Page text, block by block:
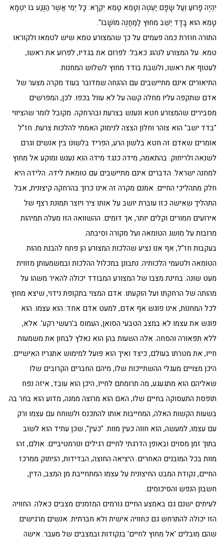
יִהְיֶה פָרוּעַ וְעַל שָׂפָם יַעְטֶה וְטָמֵא טָמֵא יִקְרָא: כָּל יְמֵי אֲשֶׁר הַנֶּגַע בּוֹ יִטְמָא
טָמֵא הוּא בָּדָד יֵשֵׁב מִחוּץ לַמַּחֲנֶה מוֹשָׁבוֹ".
התורה חוזרת כמה פעמים על כך שהמצורע טמא שיש לטמאו ולקוראו
טמא. על המצורע לנהוג כאבל: לפרום את בגדיו, לפרוע את ראשו,
לעטוף את ראשו, ולשבת בודד מחוץ לשלוש המחנות.
התיאורים אינם מתיישבים עם ההנחה שמדובר בעוד מקרה מצער של
אדם שתקפה עליו מחלה קשה על לא עוול בכפו. לכן, המפרשים
מסבירים שהמצורע חטא ונענש בצרעת ובהרחקה. מקובל לומר שהציווי
"בדד ישב" הוא צוהר וחלון הצצה לנימוק האמתי להלכות צרעת. חז"ל
אומרים שאדם זה חטא בלשון הרע, הפריד בלשונו בין אנשים וגרם
לשנאה ולריחוק. בהתאמה, מידה כנגד מידה הוא נענש ומוקע אל מחוץ
למחנה ישראל. הדברים אינם מתיישבים עם טומאת לידה. הלידה היא
חלק מתהליכי החיים. אמנם מקרה זה אינו כרוך בהרחקה קיצונית, אבל
התהליך שאישה כזו עוברת יושב על אותו ציר ויוצר תמונת רצף של
אירועים חמורים וקלים יותר, אך דומים. ההשוואה הזו מעלה תמיהות
מרובות על מושג הטומאה ועל מקורה וסיבתה.
בעקבות חז"ל, אף אנו נציע שהלכות המצורע הן פתח להבנת מהות
הטומאה ולטעמי הלכותיה. נתבונן במכלול ההלכות ובמשמעותן מזווית
מעט שונה. בחינת מצבו של המצורע המבודד יכולה להאיר משהו על
מהותה של הרחקתו ועל הוקעתו. אדם המצוי בתקופת נידוי, שיצא מחוץ
לכל המחנות, אינו פוגש אף אדם, למעט אדם אחד: הוא עצמו. הוא
פוגש את עצמו לא במצב הטבעי הסואן, העמוס ב'רעשי רקע'. אלא,
ללא תפאורה והסחה. אלה השעות בהן הוא נאלץ לבחון את משמעות
חייו, את מטרתו בעולם, כיצד ואיך הוא פועל למימוש אתגריו האישיים.
היכן מצויים מעגלי ההשתייכות שלו, מיהם החברים הקרובים שלו
שאליהם הוא מתגעגע, מה תרומתם לחייו, היכן הוא עובד, איזה נפח
תופסת התעסוקה בחיים שלו, האם הוא מרוצה ממנה, מדוע הוא בחר בה.
בשעות הקשות האלה, המחייבות אותו להתכנס ולשוחח עם עצמו ורק
עם עצמו, למעשה, הוא חווה כעין מוות. "כעין", שכן עתיד הוא לשוב
בתוך זמן מסוים ובאופן הדרגתי לחיים רגילים ונורמטיביים. אולם, זהו
מוות בכל המובנים האחרים. היציאה החוצה, הבדידות, הניתוק ממרכז
החיים, נקודת המבט החיצונית על עצמו המתחייבת מן המצב, הדין,
חשבון הנפש והסיכומים.
לעיתים ישנם גם באמצע החיים גורמים המזמנים מצבים כאלה. החוויה
הזו יכולה להתרחש גם כחוויה אישית ולא חברתית. אנשים מרגישים
שהם מובלים 'אל מחוץ לחיים' בנקודות ובמצבים של מעבר. אישה